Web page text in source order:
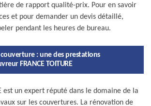
de rapport qualité-prix. Pour en savoir
et pour demander un devis détaillé,
pendant les heures de bureau.
: une des prestations
FRANCE TOITURE
est un expert réputé dans le domaine de la
sur les couvertures. La rénovation de